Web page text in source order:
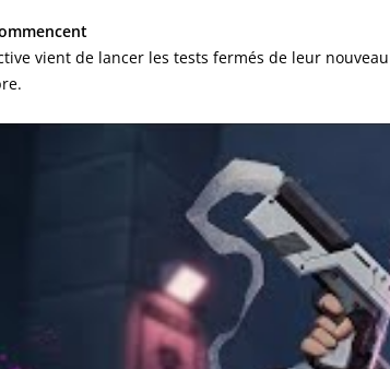
vient de lancer les tests fermés de leur